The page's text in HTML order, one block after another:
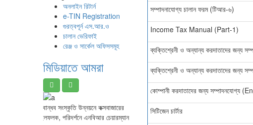
অনলাইন রিটার্ন
e-TIN Registration
গুরত্বপূর্ন এস.আর.ও
চালান ভেরিফাই
রেঞ্জ ও সার্কেল অফিসসমূহ
মিডিয়াতে আমরা
করবান্ধব সংস্কৃতি উন্নয়নে কক্সবাজারের
মাইলফলক, পরিদর্শনে এনবিআর চেয়ারম্যান
সম্পাদনাযোগ্য চালান ফরম (টিআর-৬)
Income Tax Manual (Part-1)
ব্যক্তিশ্রেনী ও অন্যান্য করদাতাদের জন্য
ব্যক্তিশ্রেনী ও অন্যান্য করদাতাদের জন্য
কোম্পানী করদাতাদের জন্য সম্পাদনযোগ্য
সিটিজেন চার্টার